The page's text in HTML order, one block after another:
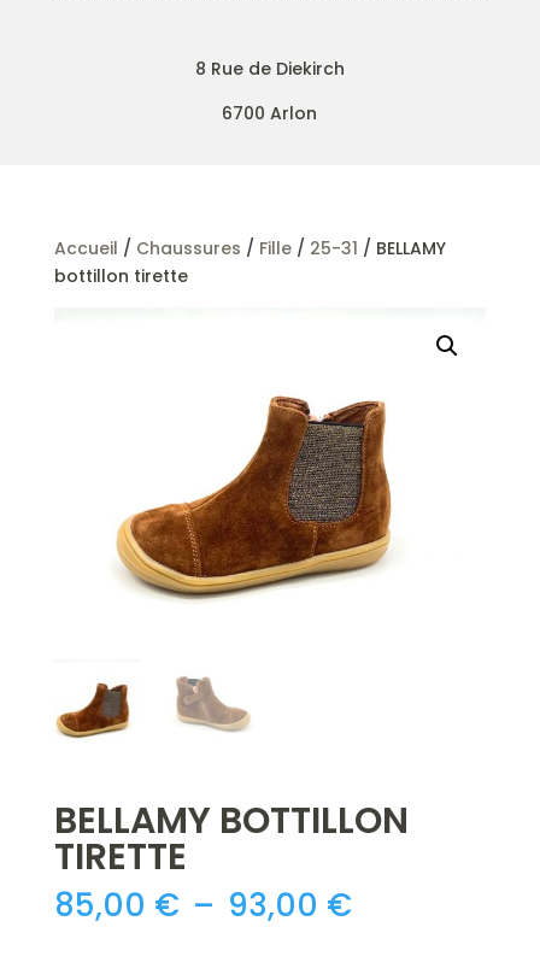
8 Rue de Diekirch
6700 Arlon
Accueil / Chaussures / Fille/ 25-31 / BELLAMY
bottillon tirette
BELLAMY BOTTILLON
TIRETTE
85,00 € – 93,00 €Plage